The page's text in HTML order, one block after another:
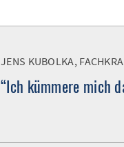
JENS KUBOLKA,
“Ich kümmere mich